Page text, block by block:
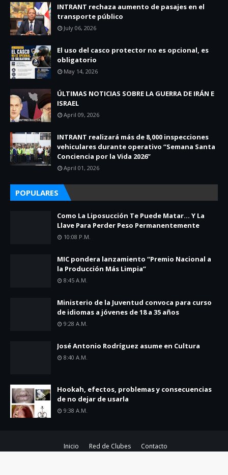
INTRANT rechaza aumento de pasajes en el
transporte público
July 06, 2026
El uso del casco protector no es opcional, es
obligatorio
May 14, 2026
ÚLTIMAS NOTICIAS SOBRE LA GUERRA DE IRÁN E
ISRAEL
April 09, 2026
INTRANT realizará más de 8,000 inspecciones
vehiculares durante operativo “Semana Santa
Conciencia por la Vida 2026”
April 01, 2026
POPULARES
Como La Liposucción Te Puede Matar… Y La
Llave Para Perder Peso Permanentemente
10:08 P.m.
MIC pondera lanzamiento “Premio Nacional a
la Producción Más Limpia”
8:45 A.m.
Ministerio de la Juventud convoca para curso
de idiomas a jóvenes de 18 a 35 años
9:28 A.m.
José Antonio Rodríguez asume en Cultura
8:40 A.m.
Hookah, efectos, problemas y consecuencias
de no dejar de usarla
9:38 A.m.
Inicio Red de Clubes
Contacto